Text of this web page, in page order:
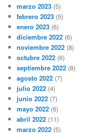
marzo 2023 (5)
febrero 2023 (5)
enero 2023 (6)
diciembre 2022 (6)
noviembre 2022 (8)
octubre 2022 (6)
septiembre 2022 (8)
agosto 2022 (7)
julio 2022 (4)
junio 2022 (7)
mayo 2022 (6)
abril 2022 (11)
marzo 2022 (5)